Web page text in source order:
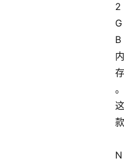
2
G
B
内
存
。
这
款
N